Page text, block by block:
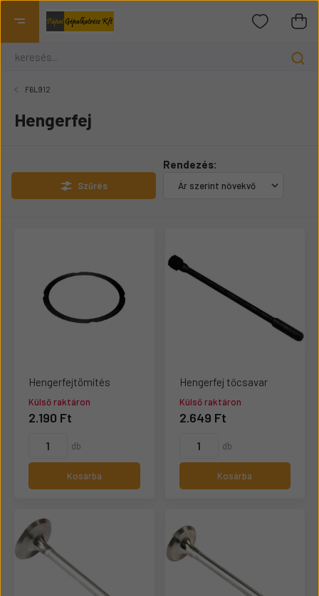
F6L912
Hengerfej
Szűrés
Rendezés:
Hengerfejtömítés
Külső raktáron
2.190 Ft
db
Kosárba
Hengerfej tőcsavar
Külső raktáron
2.649 Ft
db
Kosárba